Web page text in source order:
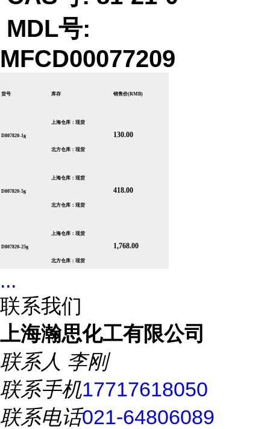
MDL号:
MFCD00077209
货号 库存 销售价(RMB)
D807820-1g
上海仓库：现货
北方仓库：现货
130.00
D807820-5g
上海仓库：现货
北方仓库：现货
418.00
D807820-25g
上海仓库：现货
北方仓库：现货
1,768.00
...
联系我们
上海瀚思化工有限公司
联系人 李刚
联系手机17717618050
联系电话021-64806089